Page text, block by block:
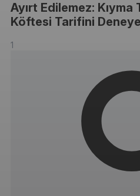
Ayırt Edilemez:
Köftesi Tarifini
1